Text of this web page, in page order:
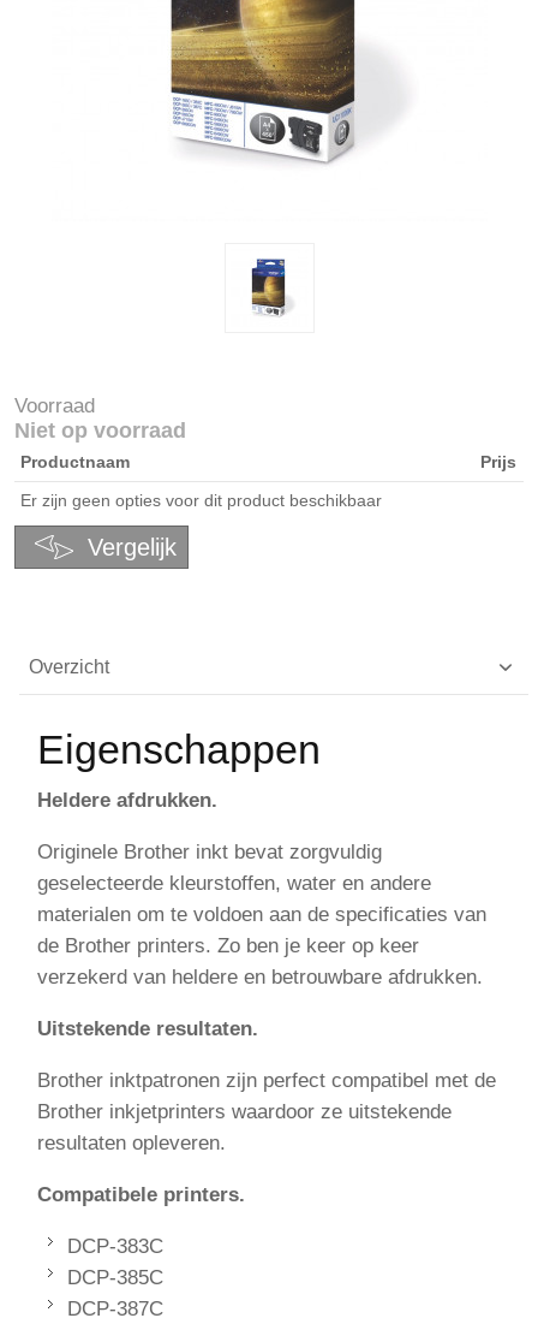
Voorraad
Niet op voorraad
Productnaam
Prijs
Er zijn geen opties voor dit product beschikbaar
Vergelijk
Overzicht
Eigenschappen
Heldere afdrukken.
Originele Brother inkt bevat zorgvuldig
geselecteerde kleurstoffen, water en andere
materialen om te voldoen aan de specificaties van
de Brother printers. Zo ben je keer op keer
verzekerd van heldere en betrouwbare afdrukken.
Uitstekende resultaten.
Brother inktpatronen zijn perfect compatibel met de
Brother inkjetprinters waardoor ze uitstekende
resultaten opleveren.
Compatibele printers.
DCP-383C
DCP-385C
DCP-387C